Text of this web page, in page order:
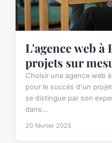
L'agence web à
projets sur
Choisir une agence web
pour le succès d'un
se distingue par son
dans...
20 février 2025